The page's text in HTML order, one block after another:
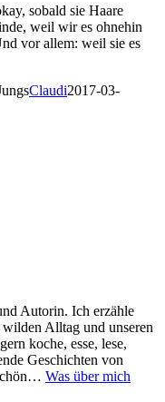
sobald sie Haare
weil wir es ohnehin
vor allem: weil sie es
Claudi2017-03-
Autorin. Ich erzähle
Alltag und unseren
koche, esse, lese,
Geschichten von
Was über mich